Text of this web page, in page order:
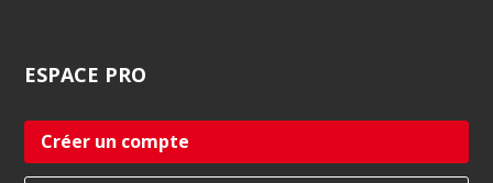
ESPACE PRO
Créer un compte